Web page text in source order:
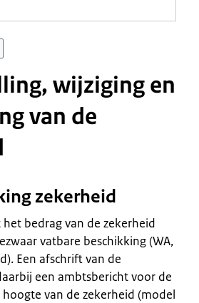
wijziging en
van de
zekerheid
bedrag van de zekerheid
vatbare beschikking (WA,
Een afschrift van de
een ambtsbericht voor de
van de zekerheid (model